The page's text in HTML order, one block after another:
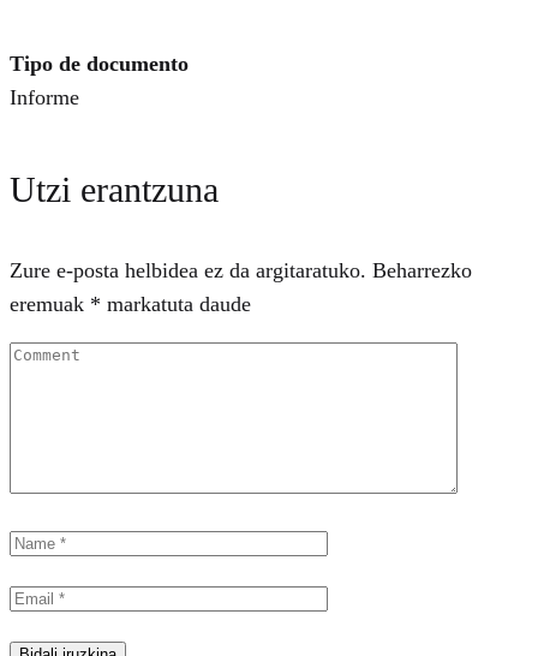
Tipo de documento
Informe
Utzi erantzuna
Zure e-posta helbidea ez da argitaratuko. Beharrezko
eremuak * markatuta daude